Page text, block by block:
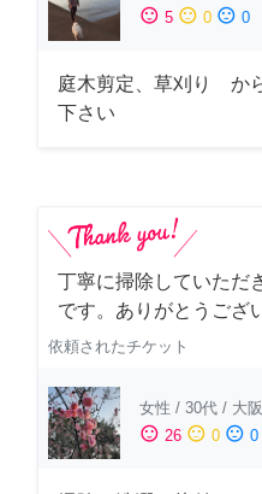
sentiment_satisfied 5 sentiment_neutral 0 sentiment_dissatisfied 0
庭木剪定、草刈り
下さい
丁寧に掃除していただ
です。ありがとうござ
依頼されたチケット
女性 / 30代 / 大
sentiment_satisfied 26 sentiment_neutral 0 sentiment_dissatisfied 0